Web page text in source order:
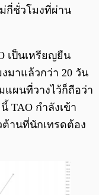
กี่ชั่วโมงที่ผ่าน
เป็นเหรียญยืน
งมาแล้วกว่า 20 วัน
ผนที่วางไว้ก็ถือว่า
TAO กำลังเข้า
านที่นักเทรดต้อง